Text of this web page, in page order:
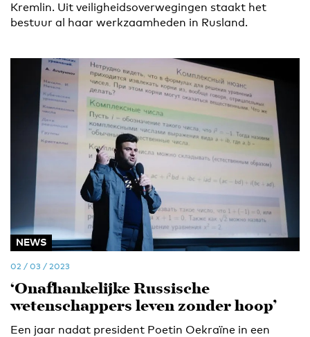
Kremlin. Uit veiligheidsoverwegingen staakt het
bestuur al haar werkzaamheden in Rusland.
NEWS
02 / 03 / 2023
‘Onafhankelijke Russische
wetenschappers leven zonder hoop’
Een jaar nadat president Poetin Oekraïne in een